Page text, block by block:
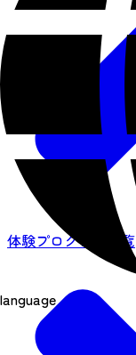
language
体験プログラム一覧